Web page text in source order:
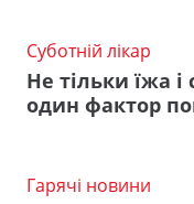
Суботній лікар
Не тільки їжа
один фактор
Гарячі новини